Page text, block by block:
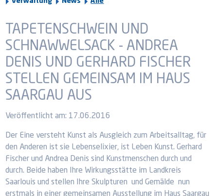
TAPETENSCHWEIN UND
SCHNAWWELSACK - ANDREA
DENIS UND GERHARD FISCHER
STELLEN GEMEINSAM IM HAUS
SAARGAU AUS
Veröffentlicht am: 17.06.2016
Der Eine versteht Kunst als Ausgleich zum Arbeitsalltag, für
den Anderen ist sie Lebenselixier, ist Leben Kunst. Gerhard
Fischer und Andrea Denis sind Kunstmenschen durch und
durch. Beide haben Ihre Wirkungsstätte im Landkreis
Saarlouis und stellen Ihre Skulpturen und Gemälde nun
erstmals in einer gemeinsamen Ausstellung im Haus Saargau